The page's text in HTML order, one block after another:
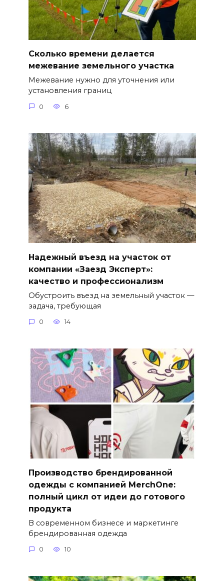
Сколько времени делается
межевание земельного участка
Межевание нужно для уточнения или
установления границ
0 6
Надежный въезд на участок от
компании «Заезд Эксперт»:
качество и профессионализм
Обустроить въезд на земельный участок —
задача, требующая
0 14
Производство брендированной
одежды с компанией MerchOne:
полный цикл от идеи до готового
продукта
В современном бизнесе и маркетинге
брендированная одежда
0 10